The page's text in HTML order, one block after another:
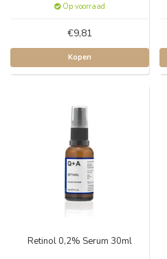
Op voorraad
€9,81
Kopen
Retinol 0,2% Serum 30ml